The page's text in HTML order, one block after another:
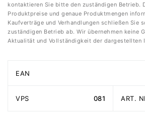
kontaktieren Sie bitte den zuständigen Betrieb.
Produktpreise und genaue Produktmengen
Kaufverträge und Verhandlungen schließen Sie
zuständigen Betrieb ab. Wir übernehmen keine
Aktualität und Vollständigkeit der dargestellten
EAN
VPS 081 ART.